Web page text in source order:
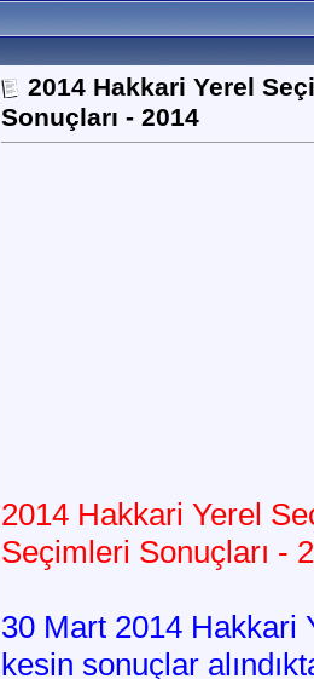
2014 Hakkari Yerel
Sonuçları - 2014
2014 Hakkari Yerel
Seçimleri Sonuçları -
30 Mart 2014 Hakkari
kesin sonuçlar